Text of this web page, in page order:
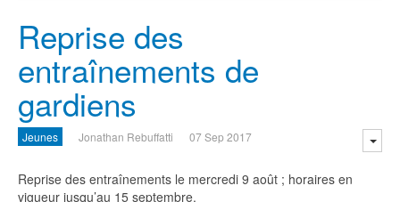
Reprise des
entraînements de
gardiens
Jeunes Jonathan Rebuffatti 07 Sep 2017
Reprise des entraînements le mercredi 9 août ; horaires en
vigueur jusqu’au 15 septembre.